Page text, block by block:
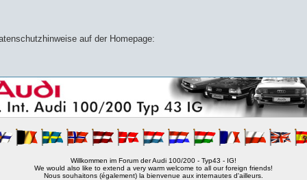
auf der Homepage:
Willkommen im Forum der Audi 100/200 - Typ43 - IG!
We would also like to extend a very warm welcome to all our foreign friends!
Nous souhaitons (également) la bienvenue aux internautes d'ailleurs.